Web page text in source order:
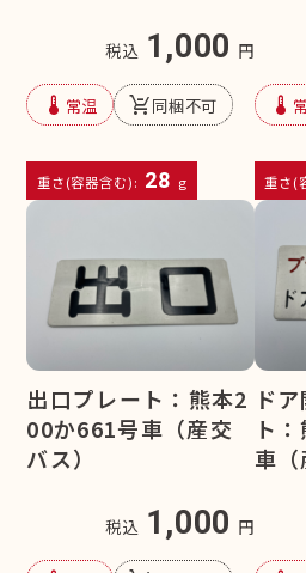
税込 1,000 円
device_thermostat 常温 remove_shopping_cart同梱不可
重さ(容器含む): 28 g
device_thermostat
重さ(
出口プレート：熊本2
00か661号車（産交
バス）
税込 1,000 円
ド
ト
車（